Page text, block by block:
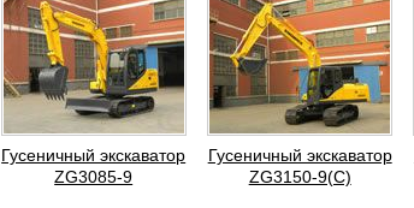
Гусеничный экскаватор
ZG3085-9
Гусеничный экскаватор
ZG3150-9(C)